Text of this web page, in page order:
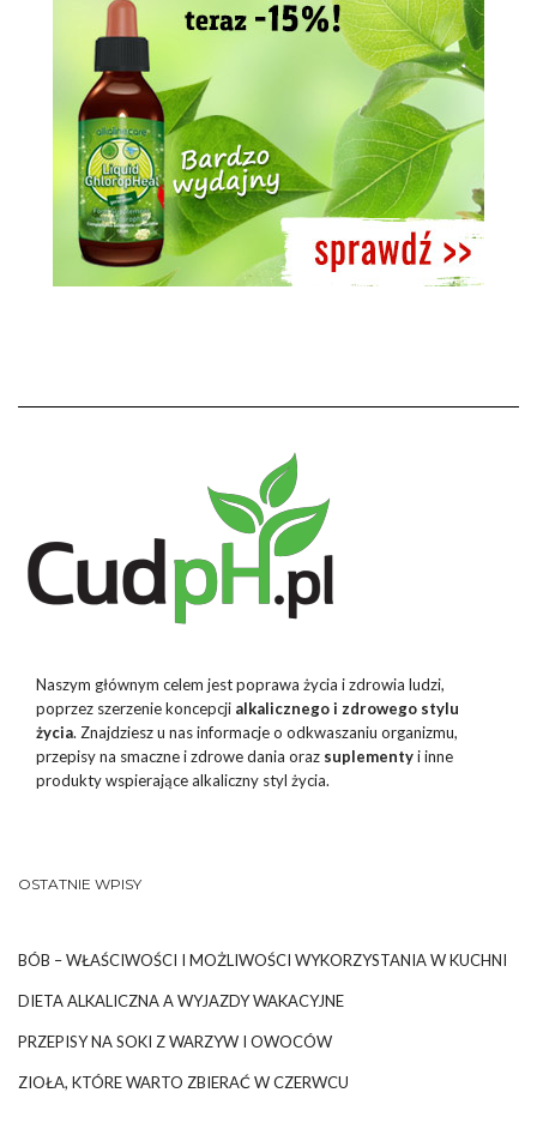
Naszym głównym celem jest poprawa życia i zdrowia ludzi,
poprzez szerzenie koncepcji alkalicznego i zdrowego stylu
życia. Znajdziesz u nas informacje o odkwaszaniu organizmu,
przepisy na smaczne i zdrowe dania oraz suplementyi inne
produkty wspierające alkaliczny styl życia.
OSTATNIE WPISY
BÓB – WŁAŚCIWOŚCI I MOŻLIWOŚCI WYKORZYSTANIA W KUCHNI
DIETA ALKALICZNA A WYJAZDY WAKACYJNE
PRZEPISY NA SOKI Z WARZYW I OWOCÓW
ZIOŁA, KTÓRE WARTO ZBIERAĆ W CZERWCU